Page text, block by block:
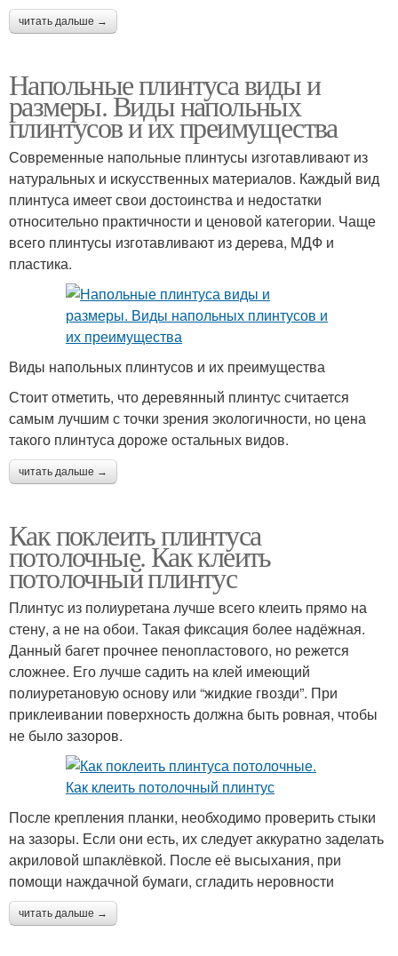
читать дальше →
Напольные плинтуса виды и
размеры. Виды напольных
плинтусов и их преимущества
Современные напольные плинтусы изготавливают из
натуральных и искусственных материалов. Каждый вид
плинтуса имеет свои достоинства и недостатки
относительно практичности и ценовой категории. Чаще
всего плинтусы изготавливают из дерева, МДФ и
пластика.
Виды напольных плинтусов и их преимущества
Стоит отметить, что деревянный плинтус считается
самым лучшим с точки зрения экологичности, но цена
такого плинтуса дороже остальных видов.
читать дальше →
Как поклеить плинтуса
потолочные. Как клеить
потолочный плинтус
Плинтус из полиуретана лучше всего клеить прямо на
стену, а не на обои. Такая фиксация более надёжная.
Данный багет прочнее пенопластового, но режется
сложнее. Его лучше садить на клей имеющий
полиуретановую основу или “жидкие гвозди”. При
приклеивании поверхность должна быть ровная, чтобы
не было зазоров.
После крепления планки, необходимо проверить стыки
на зазоры. Если они есть, их следует аккуратно заделать
акриловой шпаклёвкой. После её высыхания, при
помощи наждачной бумаги, сгладить неровности
читать дальше →